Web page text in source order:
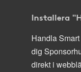
Installera
Handla
dig
direkt i